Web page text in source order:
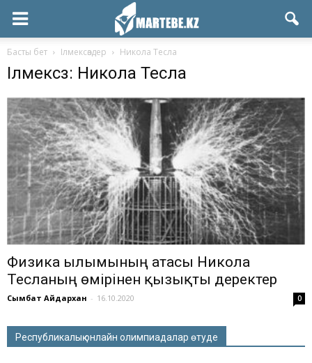
Басты бет Ілмексөздер Никола Тесла
Ілмексөз: Никола Тесла
Физика ғылымының атасы Никола
Тесланың өмірінен қызықты деректер
Сымбат Айдархан - 16.10.2020 0
Республикалық онлайн олимпиадалар өтуде